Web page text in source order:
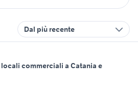
Dal più recente
commerciali a Catania e